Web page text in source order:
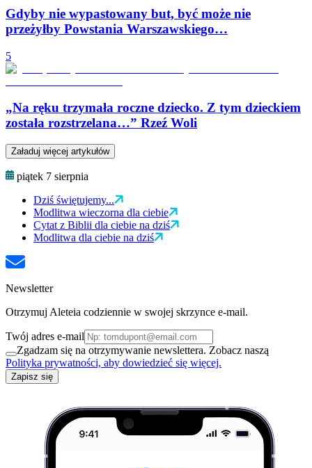
Gdyby nie wypastowany but, być może nie
przeżyłby Powstania Warszawskiego…
5
„Na ręku trzymała roczne dziecko. Z tym dzieckiem
została rozstrzelana…” Rzeź Woli
Załaduj więcej artykułów
piątek 7 sierpnia
Dziś świętujemy...
Modlitwa wieczorna dla ciebie
Cytat z Biblii dla ciebie na dziś
Modlitwa dla ciebie na dziś
Newsletter
Otrzymuj Aleteia codziennie w swojej skrzynce e-mail.
Twój adres e-mail
Zgadzam się na otrzymywanie newslettera. Zobacz naszą
Polityka prywatności, aby dowiedzieć się więcej.
Zapisz się